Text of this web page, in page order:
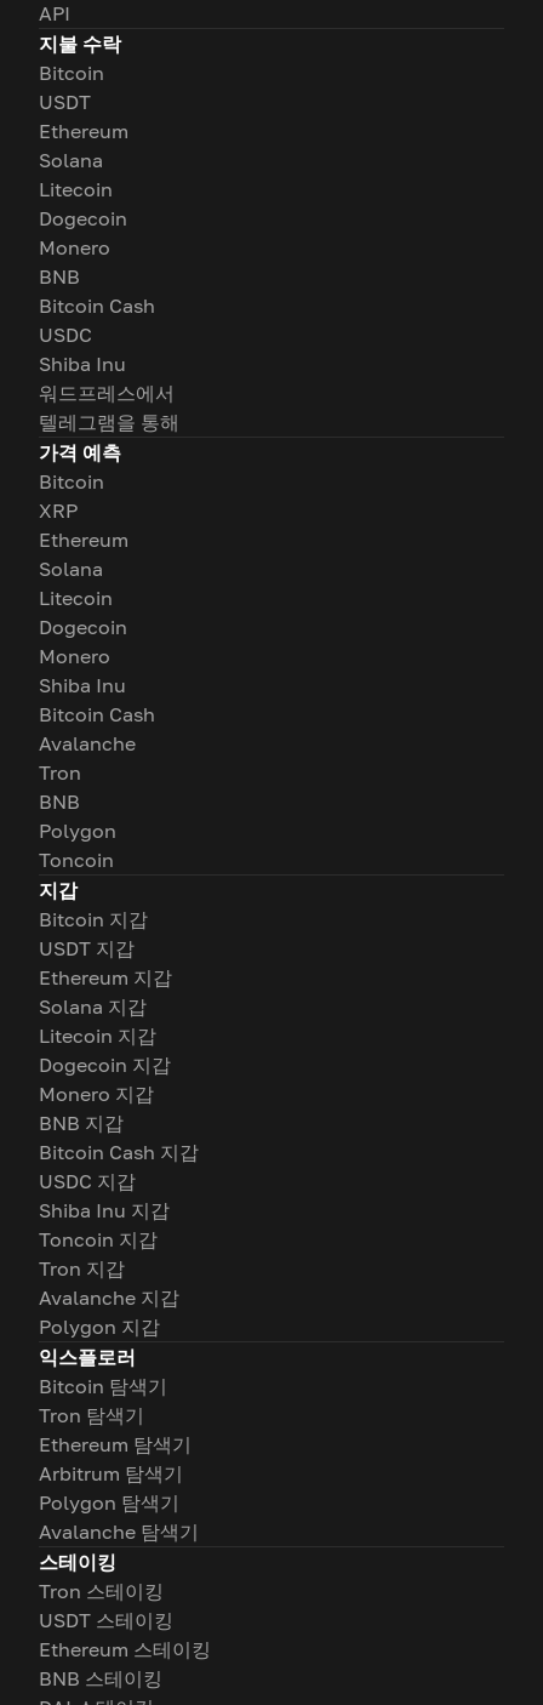
API
지불 수락
Bitcoin
USDT
Ethereum
Solana
Litecoin
Dogecoin
Monero
BNB
Bitcoin Cash
USDC
Shiba Inu
워드프레스에서
텔레그램을 통해
가격 예측
Bitcoin
XRP
Ethereum
Solana
Litecoin
Dogecoin
Monero
Shiba Inu
Bitcoin Cash
Avalanche
Tron
BNB
Polygon
Toncoin
지갑
Bitcoin 지갑
USDT 지갑
Ethereum 지갑
Solana 지갑
Litecoin 지갑
Dogecoin 지갑
Monero 지갑
BNB 지갑
Bitcoin Cash 지갑
USDC 지갑
Shiba Inu 지갑
Toncoin 지갑
Tron 지갑
Avalanche 지갑
Polygon 지갑
익스플로러
Bitcoin 탐색기
Tron 탐색기
Ethereum 탐색기
Arbitrum 탐색기
Polygon 탐색기
Avalanche 탐색기
스테이킹
Tron 스테이킹
USDT 스테이킹
Ethereum 스테이킹
BNB 스테이킹